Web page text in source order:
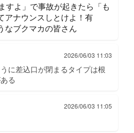
すよ」で事故が起きたら「も
アナウンスしとけよ！有
なブクマカの皆さん
2026/06/03 11:03
に差込口が閉まるタイプは根
る
2026/06/03 11:05